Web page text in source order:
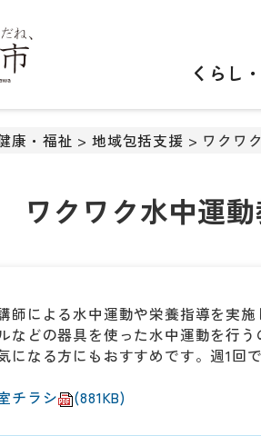
くらし
康・福祉 >地域包括支援 > ワクワ
ワクワク水中運
師による水中運動や栄養指導を実
などの器具を使った水中運動を行
になる方にもおすすめです。週1回
チラシ
(881KB)